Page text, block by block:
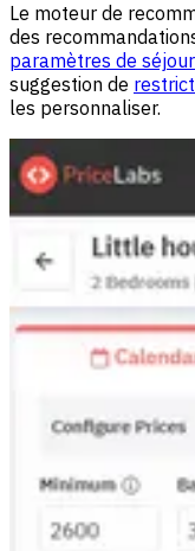
Le moteur de
des
paramètres de
suggestion de
les personnaliser.